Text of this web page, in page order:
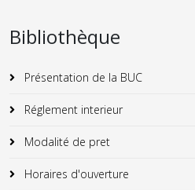
Bibliothèque
Présentation de la BUC
Réglement interieur
Modalité de pret
Horaires d'ouverture